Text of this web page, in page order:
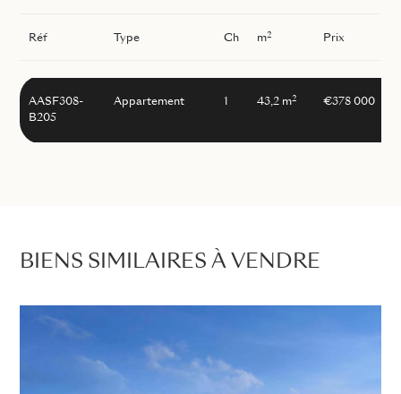
Réf Type Ch m2 Prix
AASF308-
B205
Appartement 1 43,2 m2 €378 000
BIENS SIMILAIRES À VENDRE